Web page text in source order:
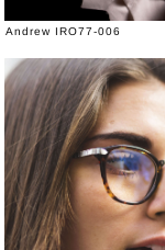
Andrew IRO77-006